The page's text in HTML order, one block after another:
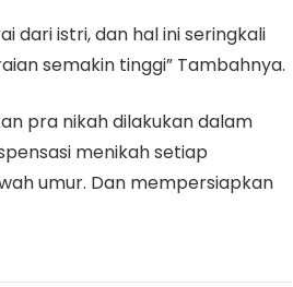
dari istri, dan hal ini seringkali
semakin tinggi” Tambahnya.
pra nikah dilakukan dalam
menikah setiap
umur. Dan mempersiapkan